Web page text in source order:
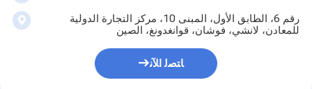
رقم 6، الطابق الأول، المبنى 10، مركز التجارة الدولية
للمعادن، لانشي، فوشان، قوانغدونغ، الصين
ﺎﺘﺼﻟ ﺍﻶﻧ